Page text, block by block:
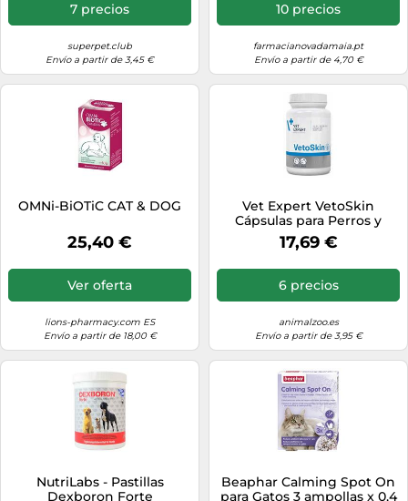
7 precios
superpet.club
Envío a partir de 3,45 €
10 precios
farmacianovadamaia.pt
Envío a partir de 4,70 €
OMNi-BiOTiC CAT & DOG
25,40 €
Ver oferta
lions-pharmacy.com ES
Envío a partir de 18,00 €
Vet Expert VetoSkin
Cápsulas para Perros y
Gatos
17,69 €
6 precios
animalzoo.es
Envío a partir de 3,95 €
NutriLabs - Pastillas
Dexboron Forte
Beaphar Calming Spot On
para Gatos 3 ampollas x 0,4